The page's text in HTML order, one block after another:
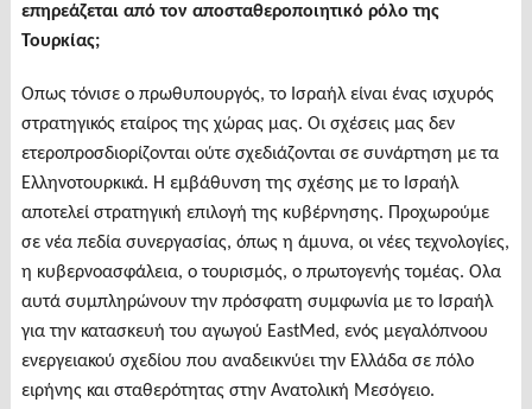
επηρεάζεται από τον αποσταθεροποιητικό ρόλο της
Τουρκίας;
Οπως τόνισε ο πρωθυπουργός, το Ισραήλ είναι ένας ισχυρός
στρατηγικός εταίρος της χώρας μας. Οι σχέσεις μας δεν
ετεροπροσδιορίζονται ούτε σχεδιάζονται σε συνάρτηση με τα
Ελληνοτουρκικά. Η εμβάθυνση της σχέσης με το Ισραήλ
αποτελεί στρατηγική επιλογή της κυβέρνησης. Προχωρούμε
σε νέα πεδία συνεργασίας, όπως η άμυνα, οι νέες τεχνολογίες,
η κυβερνοασφάλεια, ο τουρισμός, ο πρωτογενής τομέας. Ολα
αυτά συμπληρώνουν την πρόσφατη συμφωνία με το Ισραήλ
για την κατασκευή του αγωγού EastMed, ενός μεγαλόπνοου
ενεργειακού σχεδίου που αναδεικνύει την Ελλάδα σε πόλο
ειρήνης και σταθερότητας στην Ανατολική Μεσόγειο.